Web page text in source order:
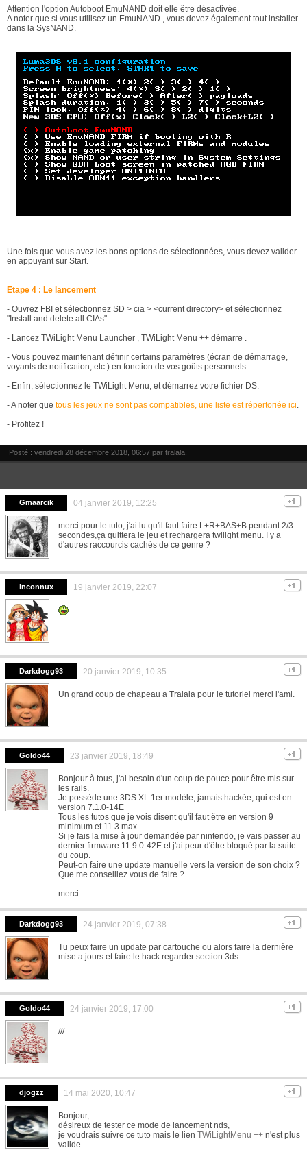
Attention l'option Autoboot EmuNAND doit elle être désactivée.
A noter que si vous utilisez un EmuNAND , vous devez également tout installer
dans la SysNAND.
Une fois que vous avez les bons options de sélectionnées, vous devez valider
en appuyant sur Start.
Etape 4 : Le lancement
- Ouvrez FBI et sélectionnez SD > cia > <current directory> et sélectionnez
"Install and delete all CIAs"
- Lancez TWiLight Menu Launcher , TWiLight Menu ++ démarre .
- Vous pouvez maintenant définir certains paramètres (écran de démarrage,
voyants de notification, etc.) en fonction de vos goûts personnels.
- Enfin, sélectionnez le TWiLight Menu, et démarrez votre fichier DS.
- A noter que tous les jeux ne sont pas compatibles, une liste est répertoriée ici.
- Profitez !
Posté : vendredi 28 décembre 2018, 06:57 par tralala
Gmaarcik 04 janvier 2019, 12:25
merci pour le tuto, j'ai lu qu'il faut faire L+R+BAS+B pendant 2/3
secondes,ça quittera le jeu et rechargera twilight menu. I y a
d'autres raccourcis cachés de ce genre ?
inconnux 19 janvier 2019, 22:07
Darkdogg93 20 janvier 2019, 10:35
Un grand coup de chapeau a Tralala pour le tutoriel merci l'ami.
Goldo44 23 janvier 2019, 18:49
Bonjour à tous, j'ai besoin d'un coup de pouce pour être mis sur
les rails.
Je possède une 3DS XL 1er modèle, jamais hackée, qui est en
version 7.1.0-14E
Tous les tutos que je vois disent qu'il faut être en version 9
minimum et 11.3 max.
Si je fais la mise à jour demandée par nintendo, je vais passer au
dernier firmware 11.9.0-42E et j'ai peur d'être bloqué par la suite
du coup.
Peut-on faire une update manuelle vers la version de son choix ?
Que me conseillez vous de faire ?
merci
Darkdogg93 24 janvier 2019, 07:38
Tu peux faire un update par cartouche ou alors faire la dernière
mise a jours et faire le hack regarder section 3ds.
Goldo44 24 janvier 2019, 17:00
///
djogzz 14 mai 2020, 10:47
Bonjour,
désireux de tester ce mode de lancement nds,
je voudrais suivre ce tuto mais le lien TWiLightMenu ++ n'est plus
valide